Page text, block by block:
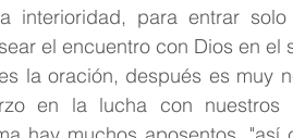
interioridad, para entrar
el encuentro con Dios en el
la oración, después es muy
en la lucha con nuestros